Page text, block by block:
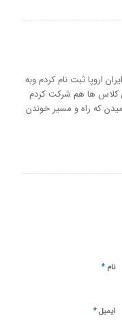
اروپا ثبت نام کردم وبه
کلاس ها هم شرکت کردم
که راه و مسیر خوندن
نام *
ایمیل*